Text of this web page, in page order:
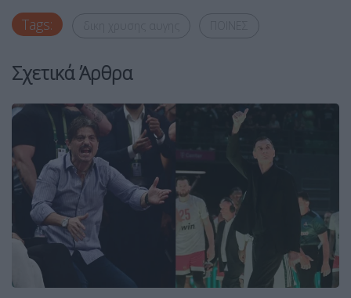
Tags:
Σχετικά Άρθρα